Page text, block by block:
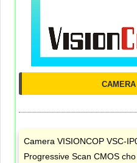
Camera VISIONCOP VSC-
Progressive Scan CMOS